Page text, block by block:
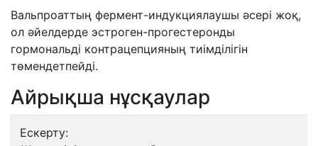
Вальпроаттың фермент-индукциялаушы әсері жоқ,
ол әйелдерде эстроген-прогестеронды
гормональді контрацепцияның тиімділігін
төмендетпейді.
Айрықша нұсқаулар
Ескерту: